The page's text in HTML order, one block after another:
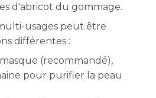
d'abricot du gommage.
usages peut être
différentes :
(recommandé),
pour purifier la peau